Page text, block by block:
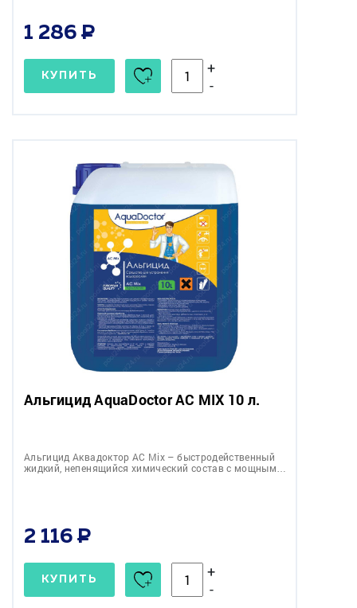
1 286
КУПИТЬ
+
-
Альгицид AquaDoctor AC MIX 10 л.
Альгицид Аквадоктор АС Mix – быстродейственный
жидкий, непенящийся химический состав с мощным…
2 116
КУПИТЬ
+
-